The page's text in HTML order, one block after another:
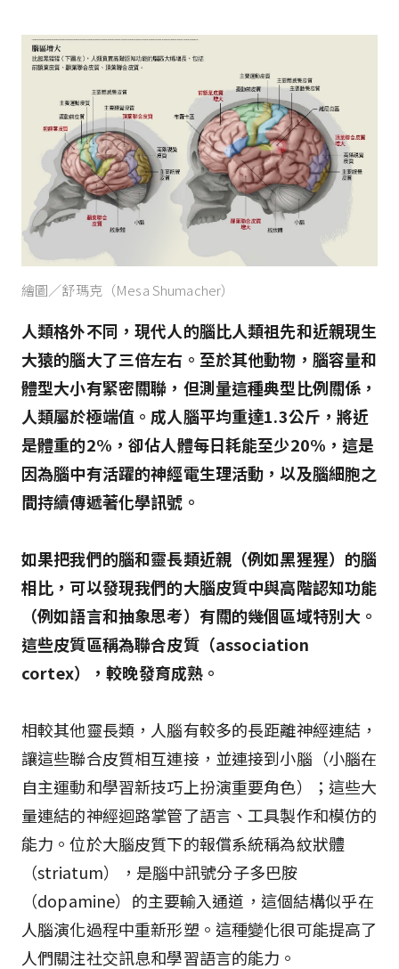
繪圖／舒瑪克（Mesa Shumacher）
人類格外不同，現代人的腦比人類祖先和近親現生
大猿的腦大了三倍左右。至於其他動物，腦容量和
體型大小有緊密關聯，但測量這種典型比例關係，
人類屬於極端值。成人腦平均重達1.3公斤，將近
是體重的2%，卻佔人體每日耗能至少20%，這是
因為腦中有活躍的神經電生理活動，以及腦細胞之
間持續傳遞著化學訊號。
如果把我們的腦和靈長類近親（例如黑猩猩）的腦
相比，可以發現我們的大腦皮質中與高階認知功能
（例如語言和抽象思考）有關的幾個區域特別大。
這些皮質區稱為聯合皮質（association
cortex），較晚發育成熟。
相較其他靈長類，人腦有較多的長距離神經連結，
讓這些聯合皮質相互連接，並連接到小腦（小腦在
自主運動和學習新技巧上扮演重要角色）；這些大
量連結的神經迴路掌管了語言、工具製作和模仿的
能力。位於大腦皮質下的報償系統稱為紋狀體
（striatum），是腦中訊號分子多巴胺
（dopamine）的主要輸入通道，這個結構似乎在
人腦演化過程中重新形塑。這種變化很可能提高了
人們關注社交訊息和學習語言的能力。